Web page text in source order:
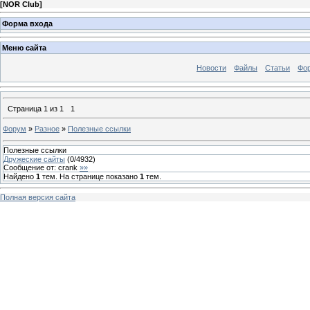
[NOR Club]
Форма входа
Меню сайта
Новости Файлы Статьи
Страница 1 из 1 1
Форум » Разное » Полезные ссылки
Полезные ссылки
Дружеские сайты (0/4932)
Сообщение от: crank »»
Найдено 1 тем. На странице показано 1 тем.
Полная версия сайта